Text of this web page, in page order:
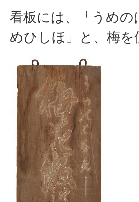
看板には、「うめ
めひしほ」と、梅